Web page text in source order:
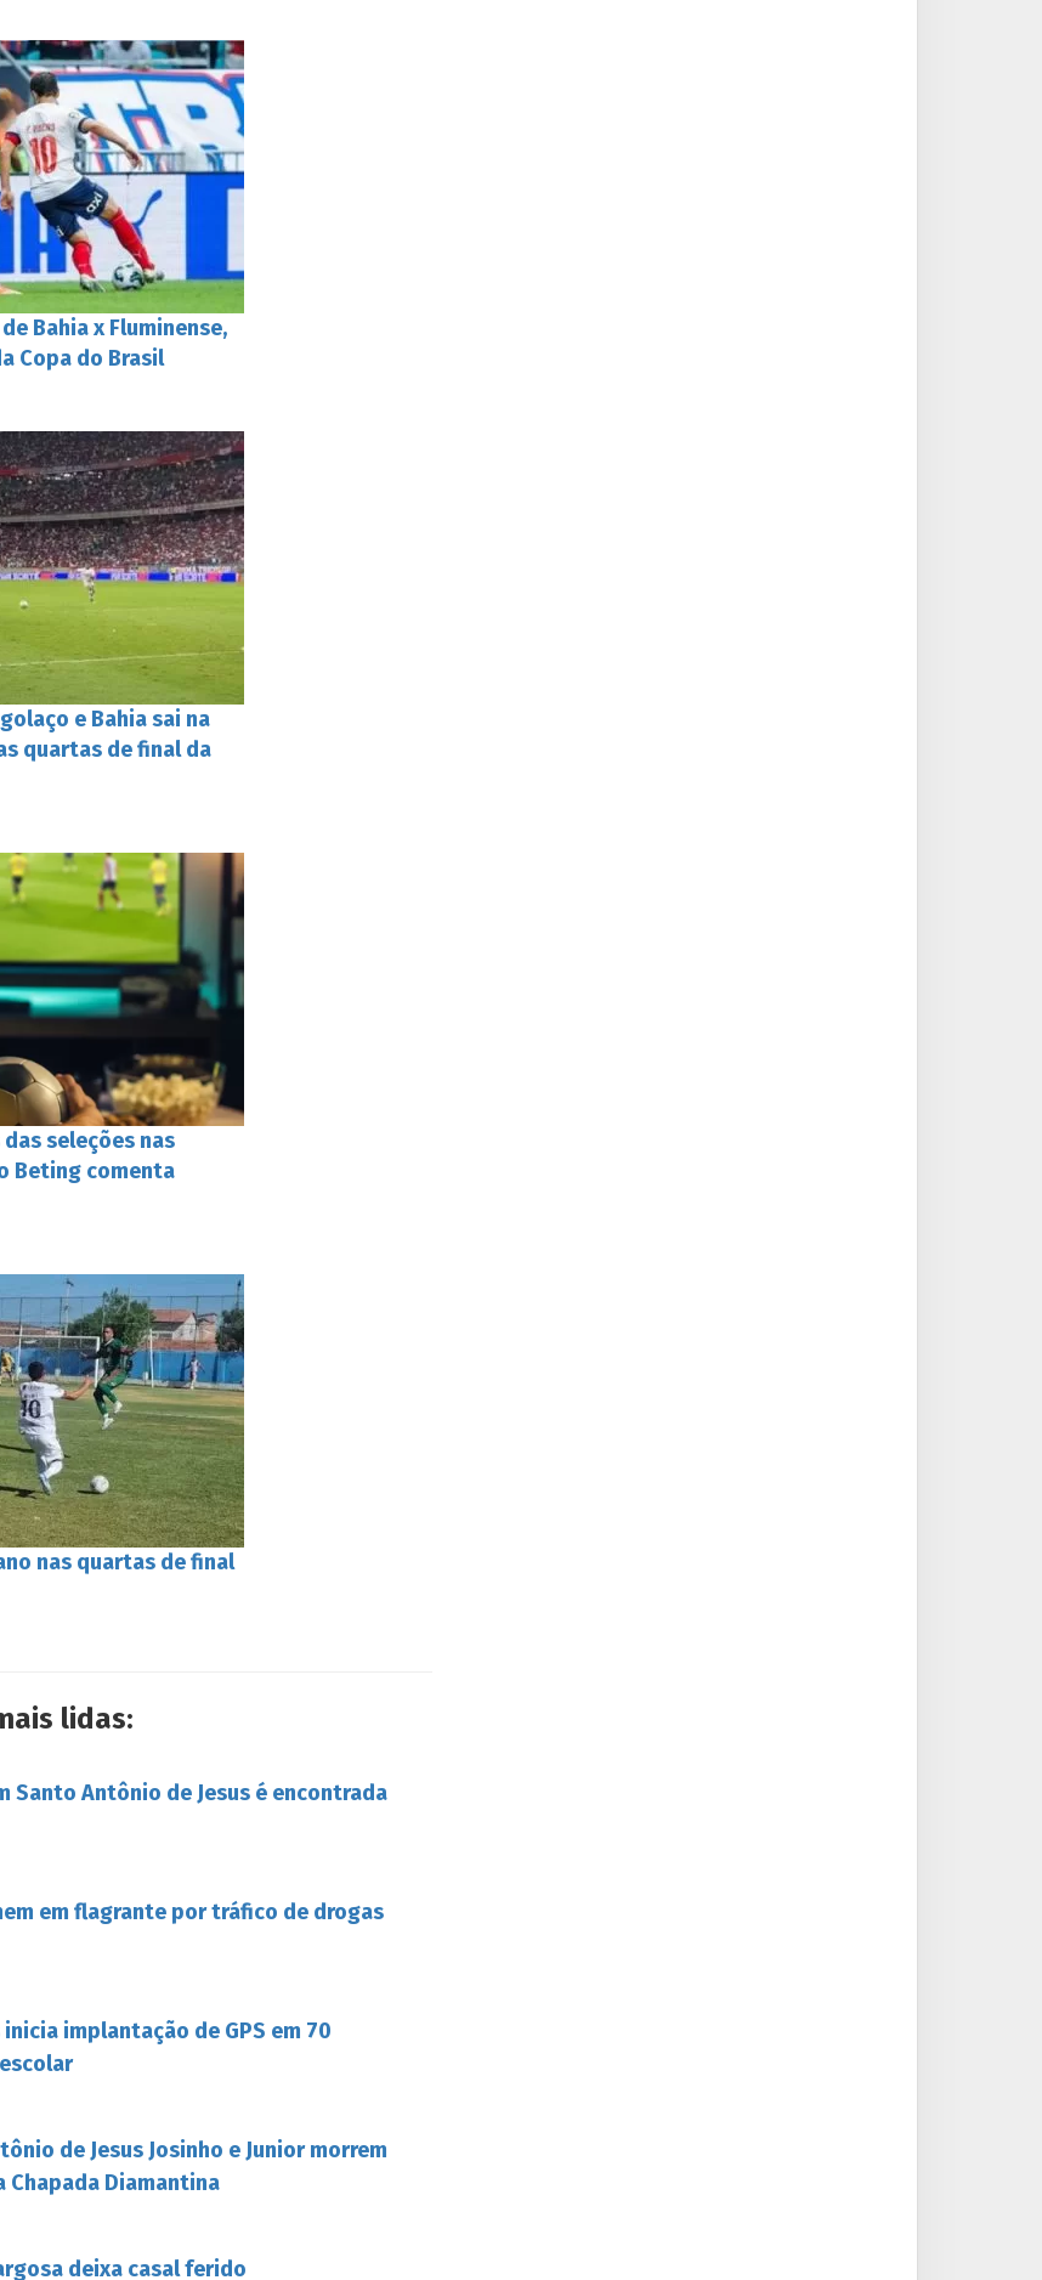
Bahia x Fluminense,
Copa do Brasil
e Bahia sai na
quartas de final da
seleções nas
Beting comenta
nas quartas de final
lidas:
Santo Antônio de Jesus é encontrada
em flagrante por tráfico de drogas
implantação de GPS em 70
de Jesus Josinho e Junior morrem
Chapada Diamantina
deixa casal ferido